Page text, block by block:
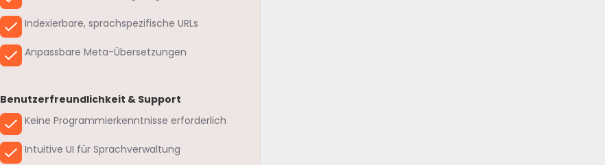
Indexierbare, sprachspezifische URLs
Anpassbare Meta-Übersetzungen
Benutzerfreundlichkeit & Support
Keine Programmierkenntnisse erforderlich
Intuitive UI für Sprachverwaltung